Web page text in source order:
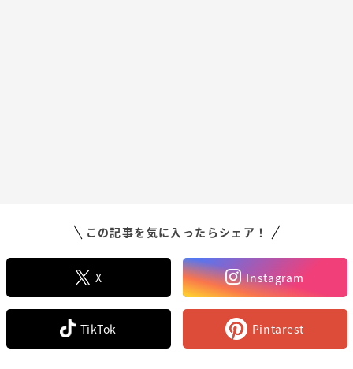
この記事を気に入ったらシェア！
X Instagram
TikTok Pintarest